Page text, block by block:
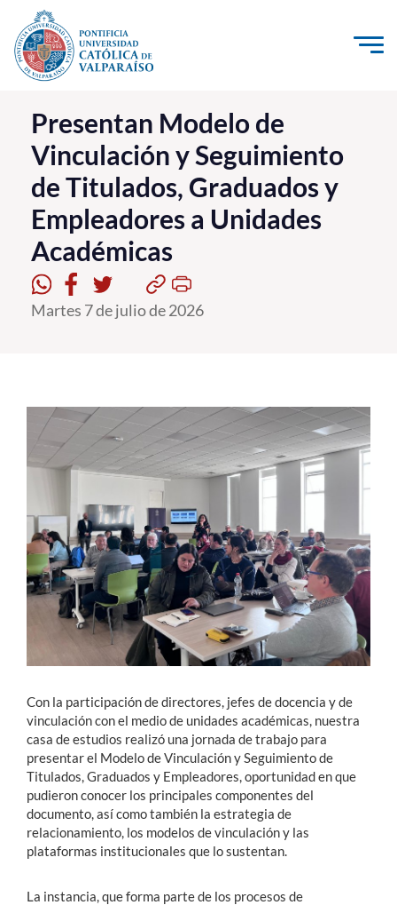
Click acá para ir directamente al contenido
La Universidad
Investigación, Creación e Innovación
PUCV Internacional
Vinculación con el Medio
Admisión
Pregrado
Estudiantes
Funcionarios
Alumni
English
Presentan Modelo de
Vinculación y Seguimiento
de Titulados, Graduados y
Empleadores a Unidades
Académicas
Martes 7 de julio de 2026
Con la participación de directores, jefes de docencia y de
vinculación con el medio de unidades académicas, nuestra
casa de estudios realizó una jornada de trabajo para
presentar el Modelo de Vinculación y Seguimiento de
Titulados, Graduados y Empleadores, oportunidad en que
pudieron conocer los principales componentes del
documento, así como también la estrategia de
relacionamiento, los modelos de vinculación y las
plataformas institucionales que lo sustentan.
La instancia, que forma parte de los procesos de